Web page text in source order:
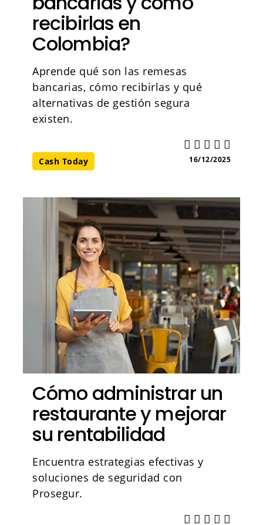
recibirlas en
Colombia?
Aprende qué son las remesas
bancarias, cómo recibirlas y qué
alternativas de gestión segura
existen.
Cash Today 16/12/2025
Cómo administrar un
restaurante y mejorar
su rentabilidad
Encuentra estrategias efectivas y
soluciones de seguridad con
Prosegur.